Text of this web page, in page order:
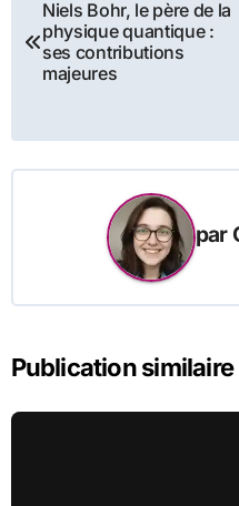
de
l’article
Niels Bohr, le père de la
physique quantique :
ses contributions
majeures
par
Publication similaire